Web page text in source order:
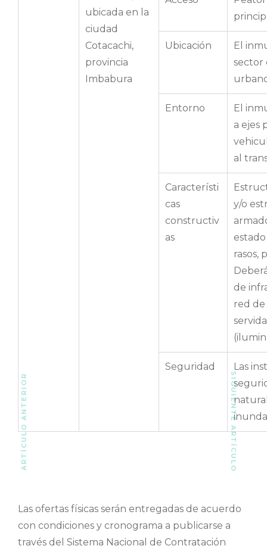
ubicada en la
ciudad
Cotacachi,
provincia
Imbabura
Ubicación
El
sector
Entorno
El
a ejes
al
Característi
cas
constructiv
as
y/o
rasos,
de
red
Seguridad
Las
Las ofertas físicas serán entregadas de acuerdo
con condiciones y cronograma a publicarse a
través del Sistema Nacional de Contratación
ARTÍCULO ANTERIOR SIGUIENTE ARTÍCULO